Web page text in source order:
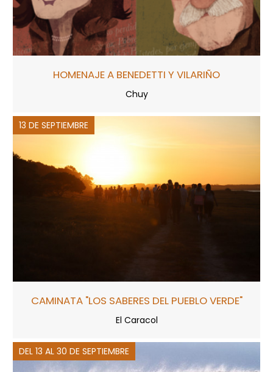
HOMENAJE A BENEDETTI Y VILARIÑO
Chuy
13 DE SEPTIEMBRE
CAMINATA "LOS SABERES DEL PUEBLO VERDE"
El Caracol
DEL 13 AL 30 DE SEPTIEMBRE